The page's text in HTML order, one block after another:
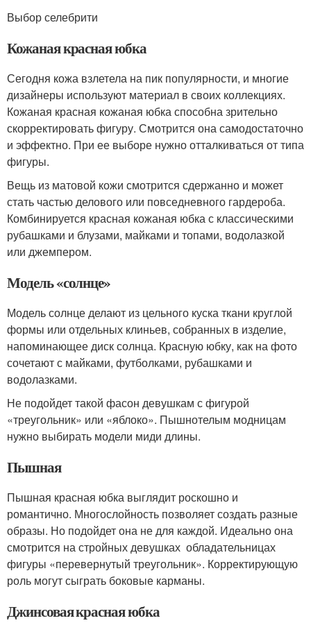
Выбор селебрити
Кожаная красная юбка
Сегодня кожа взлетела на пик популярности, и многие
дизайнеры используют материал в своих коллекциях.
Кожаная красная кожаная юбка способна зрительно
скорректировать фигуру. Смотрится она самодостаточно
и эффектно. При ее выборе нужно отталкиваться от типа
фигуры.
Вещь из матовой кожи смотрится сдержанно и может
стать частью делового или повседневного гардероба.
Комбинируется красная кожаная юбка с классическими
рубашками и блузами, майками и топами, водолазкой
или джемпером.
Модель «солнце»
Модель солнце делают из цельного куска ткани круглой
формы или отдельных клиньев, собранных в изделие,
напоминающее диск солнца. Красную юбку, как на фото
сочетают с майками, футболками, рубашками и
водолазками.
Не подойдет такой фасон девушкам с фигурой
«треугольник» или «яблоко». Пышнотелым модницам
нужно выбирать модели миди длины.
Пышная
Пышная красная юбка выглядит роскошно и
романтично. Многослойность позволяет создать разные
образы. Но подойдет она не для каждой. Идеально она
смотрится на стройных девушках обладательницах
фигуры «перевернутый треугольник». Корректирующую
роль могут сыграть боковые карманы.
Джинсовая красная юбка